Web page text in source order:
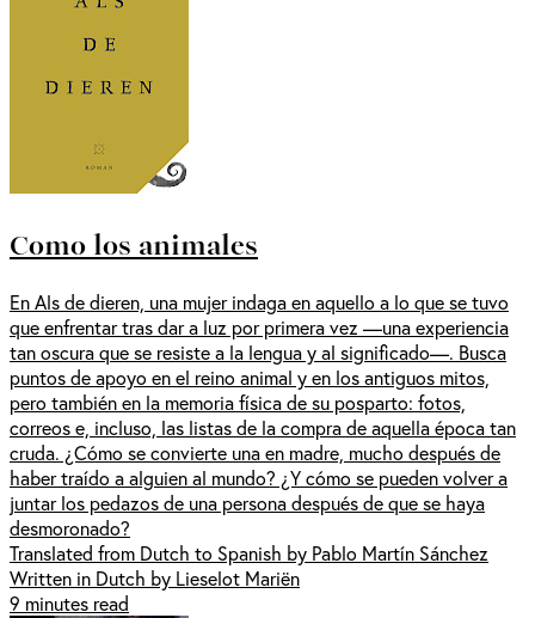
Como los animales
En Als de dieren, una mujer indaga en aquello a lo que se tuvo
que enfrentar tras dar a luz por primera vez —una experiencia
tan oscura que se resiste a la lengua y al significado—. Busca
puntos de apoyo en el reino animal y en los antiguos mitos,
pero también en la memoria física de su posparto: fotos,
correos e, incluso, las listas de la compra de aquella época tan
cruda. ¿Cómo se convierte una en madre, mucho después de
haber traído a alguien al mundo? ¿Y cómo se pueden volver a
juntar los pedazos de una persona después de que se haya
desmoronado?
Translated from Dutch to Spanish by Pablo Martín Sánchez
Written in Dutch by Lieselot Mariën
9 minutes read